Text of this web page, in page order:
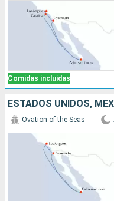
Comidas incluidas
ESTADOS UNIDOS,
Ovation of the Seas